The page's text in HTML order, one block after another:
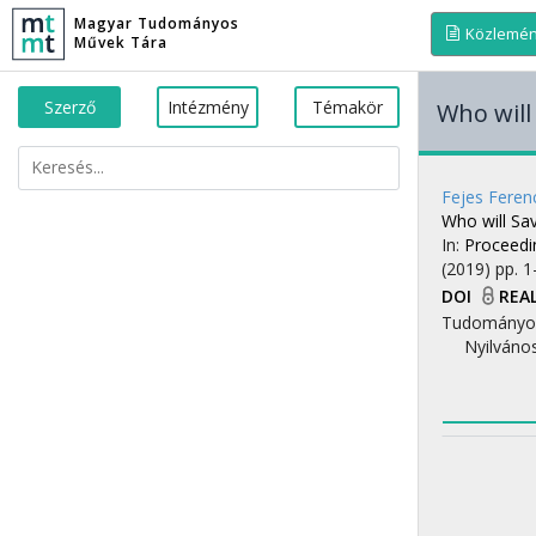
Magyar Tudományos
Művek Tára
Szerző Intézmény Témakör Who
Fejes
Who will
In:
(2019) pp.
DOI